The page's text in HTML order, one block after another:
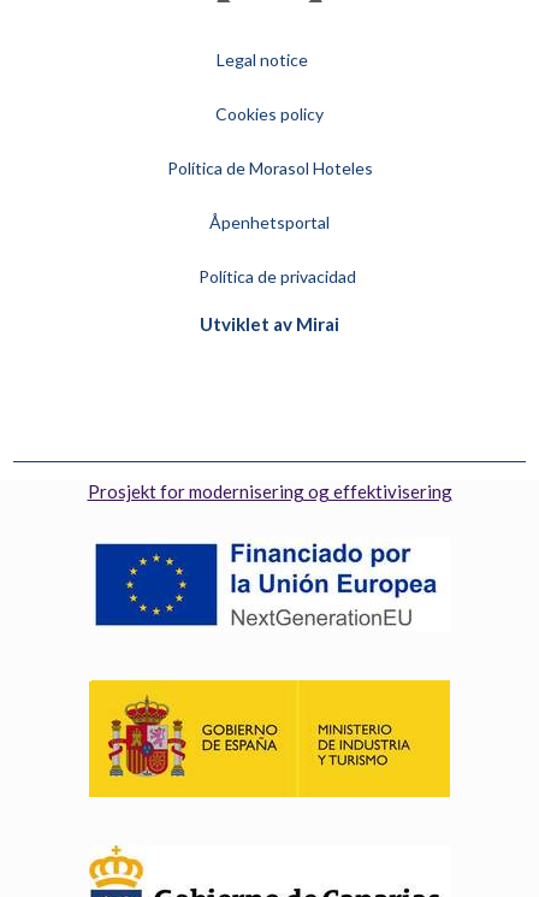
Legal notice
Cookies policy
Política de Morasol Hoteles
Åpenhetsportal
Política de privacidad
Utviklet av Mirai
Prosjekt for modernisering og effektivisering